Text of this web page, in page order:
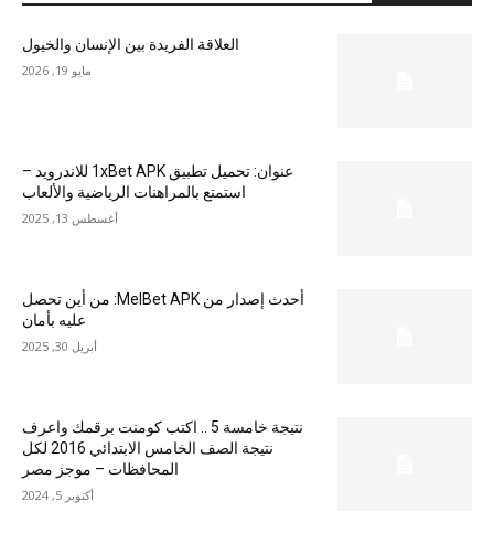
العلاقة الفريدة بين الإنسان والخيول
مايو 19, 2026
عنوان: تحميل تطبيق 1xBet APK للاندرويد –
استمتع بالمراهنات الرياضية والألعاب
أغسطس 13, 2025
أحدث إصدار من MelBet APK: من أين تحصل
عليه بأمان
أبريل 30, 2025
نتيجة خامسة 5 .. اكتب كومنت برقمك واعرف
نتيجة الصف الخامس الابتدائي 2016 لكل
المحافظات – موجز مصر
أكتوبر 5, 2024